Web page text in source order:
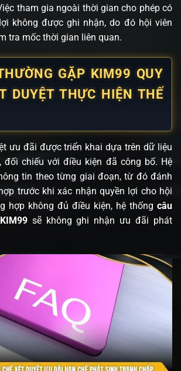
tham gia ngoài thời gian cho phép có
không được ghi nhận, do đó hội viên
tra mốc thời gian liên quan.
GẶP KIM99 QUY
DUYỆT THỰC HIỆN THẾ
ưu đãi được triển khai dựa trên dữ liệu
đối chiếu với điều kiện đã công bố. Hệ
tin theo từng giai đoạn, từ đó đánh
trước khi xác nhận quyền lợi cho hội
hợp không đủ điều kiện, hệ thống câu
sẽ không ghi nhận ưu đãi phát